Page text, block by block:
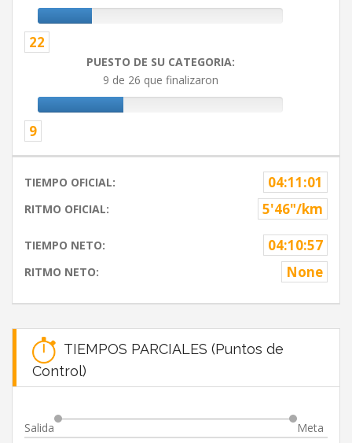
22
PUESTO DE SU CATEGORIA:
9 de 26 que finalizaron
9
TIEMPO OFICIAL: 04:11:01
RITMO OFICIAL: 5'46"/km
TIEMPO NETO: 04:10:57
RITMO NETO: None
TIEMPOS PARCIALES (Puntos de
Control)
Salida Meta